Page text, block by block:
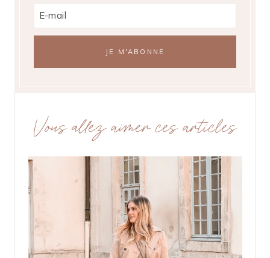
Vous allez aimer ces articles